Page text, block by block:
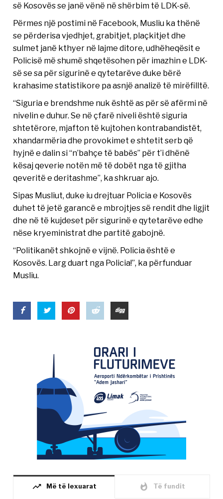
së Kosovës se janë vënë në shërbim të LDK-së.
Përmes një postimi në Facebook, Musliu ka thënë
se përderisa vjedhjet, grabitjet, plaçkitjet dhe
sulmet janë kthyer në lajme ditore, udhëheqësit e
Policisë më shumë shqetësohen për imazhin e LDK-
së se sa për sigurinë e qytetarëve duke bërë
krahasime statistikore pa asnjë analizë të mirëfilltë.
“Siguria e brendshme nuk është as për së afërmi në
nivelin e duhur. Se në çfarë niveli është siguria
shtetërore, mjafton të kujtohen kontrabandistët,
xhandarmëria dhe provokimet e shtetit serb që
hyjnë e dalin si “n’bahçe të babës” për t’i dhënë
kësaj qeverie notën më të dobët nga të gjitha
qeveritë e deritashme”, ka shkruar ajo.
Sipas Musliut, duke iu drejtuar Policia e Kosovës
duhet të jetë garancë e mbrojtjes së rendit dhe ligjit
dhe në të kujdeset për sigurinë e qytetarëve edhe
nëse kryeministrat dhe partitë gabojnë.
“Politikanët shkojnë e vijnë. Policia është e
Kosovës. Larg duart nga Policia!”, ka përfunduar
Musliu.
trending_up Më të lexuarat whatshot Të fundit